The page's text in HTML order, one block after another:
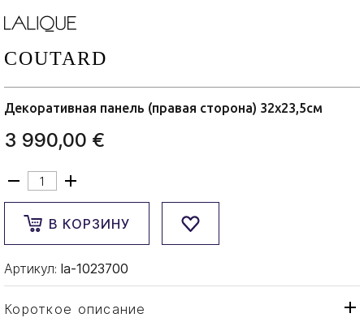
COUTARD
Декоративная панель (правая сторона) 32x23,5см
3 990,00 €
В КОРЗИНУ
Артикул: la-1023700
Короткое описание